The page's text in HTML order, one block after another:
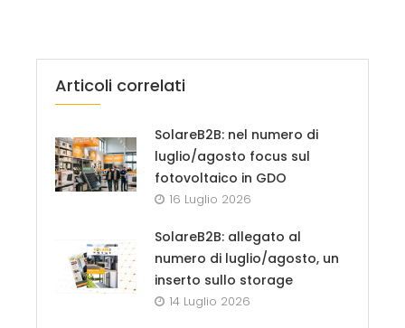
Articoli correlati
SolareB2B: nel numero di
luglio/agosto focus sul
fotovoltaico in GDO
16 Luglio 2026
SolareB2B: allegato al
numero di luglio/agosto, un
inserto sullo storage
14 Luglio 2026